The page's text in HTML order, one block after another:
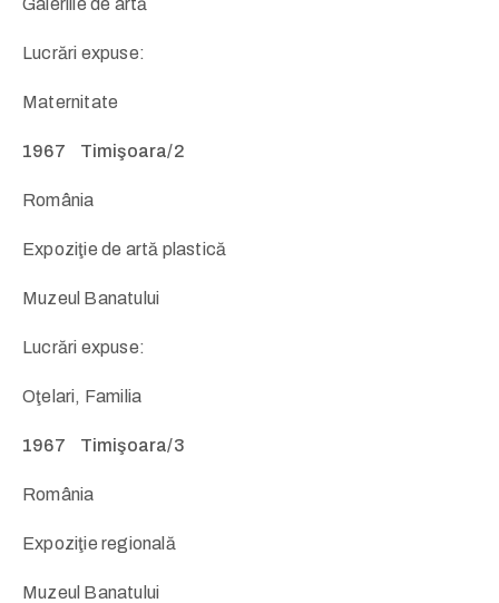
Lucrări expuse:
Maternitate
1967 Timişoara/2
România
Expoziţie de artă plastică
Muzeul Banatului
Lucrări expuse:
Oţelari, Familia
1967 Timişoara/3
România
Expoziţie regională
Muzeul Banatului